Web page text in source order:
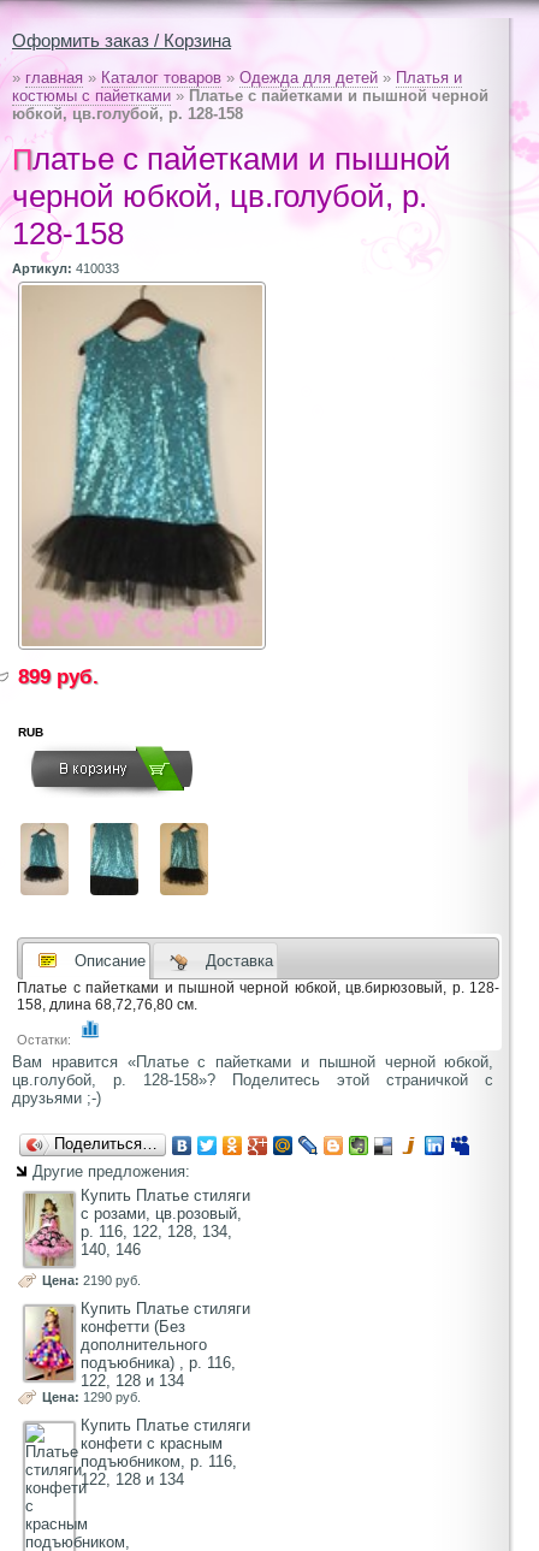
Оформить заказ / Корзина
» главная » Каталог товаров » Одежда для детей » Платья и
костюмы с пайетками » Платье с пайетками и пышной черной
юбкой, цв.голубой, р. 128-158
Платье с пайетками и пышной
черной юбкой, цв.голубой, р.
128-158
Артикул: 410033
899 руб.
RUB
Описание Доставка
Платье с пайетками и пышной черной юбкой, цв.бирюзовый, р. 128-
158, длина 68,72,76,80 см.
Остатки:
Вам нравится «Платье с пайетками и пышной черной юбкой,
цв.голубой, р. 128-158»? Поделитесь этой страничкой с
друзьями ;-)
Поделиться…
Другие предложения:
Купить Платье стиляги
с розами, цв.розовый,
р. 116, 122, 128, 134,
140, 146
Цена: 2190 руб.
Купить Платье стиляги
конфетти (Без
дополнительного
подъюбника) , р. 116,
122, 128 и 134
Цена: 1290 руб.
Купить Платье стиляги
конфети с красным
подъюбником, р. 116,
122, 128 и 134